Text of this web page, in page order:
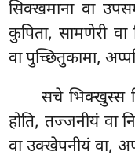
सिक्खमाना वा
कुपिता, सामणेरी वा
वा पुच्छितुकामा,
सचे भिक्खुस्स
होति, तज्जनीयं वा
वा उक्खेपनीयं वा,